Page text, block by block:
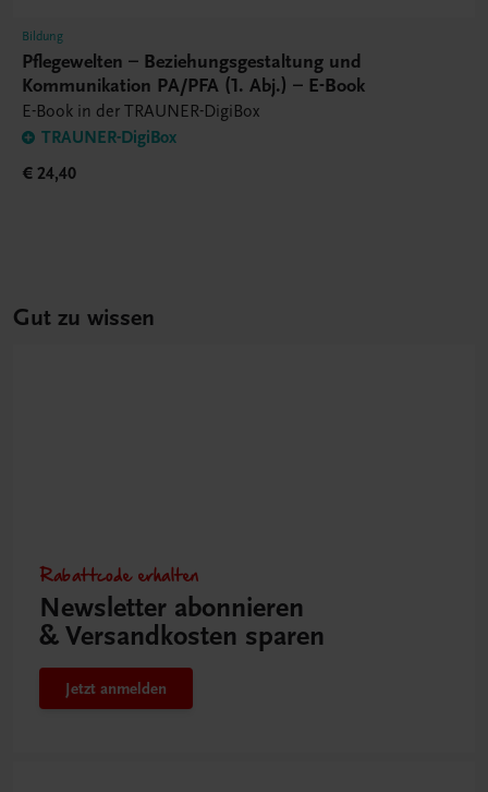
Bildung
Pflegewelten – Beziehungsgestaltung und
Kommunikation PA/PFA (1. Abj.) – E-Book
E-Book in der TRAUNER-DigiBox
TRAUNER-DigiBox
€ 24,40
Gut zu wissen
Rabattcode erhalten
Newsletter abonnieren
& Versandkosten sparen
Jetzt anmelden